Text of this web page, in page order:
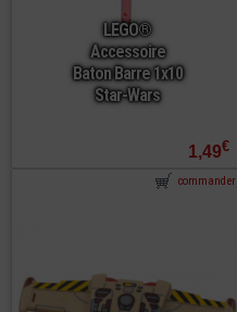
LEGO®
Accessoire
Baton Barre 1x10
Star-Wars
1,49€
commander